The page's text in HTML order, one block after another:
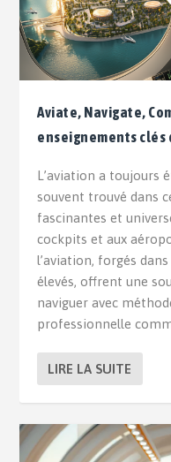
Aviate, Navigate,
enseignements clés
L’aviation a toujours
souvent trouvé dans
fascinantes et
cockpits et aux
l’aviation, forgés
élevés, offrent une
naviguer avec
professionnelle
LIRE LA SUITE